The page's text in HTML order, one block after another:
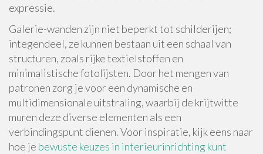
expressie.
Galerie-wanden zijn niet beperkt tot schilderijen;
integendeel, ze kunnen bestaan uit een schaal van
structuren, zoals rijke textielstoffen en
minimalistische fotolijsten. Door het mengen van
patronen zorg je voor een dynamische en
multidimensionale uitstraling, waarbij de krijtwitte
muren deze diverse elementen als een
verbindingspunt dienen. Voor inspiratie, kijk eens naar
hoe je bewuste keuzes in interieurinrichting kunt